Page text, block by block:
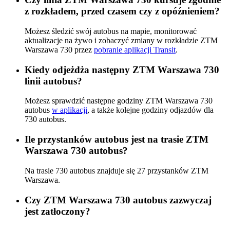
z rozkładem, przed czasem czy z opóźnieniem?
Możesz śledzić swój autobus na mapie, monitorować
aktualizacje na żywo i zobaczyć zmiany w rozkładzie ZTM
Warszawa 730 przez pobranie aplikacji Transit.
Kiedy odjeżdża następny ZTM Warszawa 730
linii autobus?
Możesz sprawdzić następne godziny ZTM Warszawa 730
autobus w aplikacji, a także kolejne godziny odjazdów dla
730 autobus.
Ile przystanków autobus jest na trasie ZTM
Warszawa 730 autobus?
Na trasie 730 autobus znajduje się 27 przystanków ZTM
Warszawa.
Czy ZTM Warszawa 730 autobus zazwyczaj
jest zatłoczony?